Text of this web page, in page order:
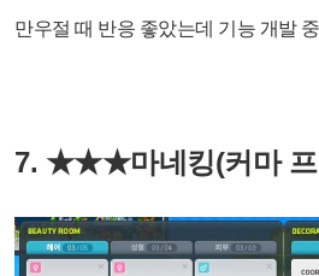
만우절 때 반응 좋았는데 기능 개발
7. ★★★마네킹(커마 프